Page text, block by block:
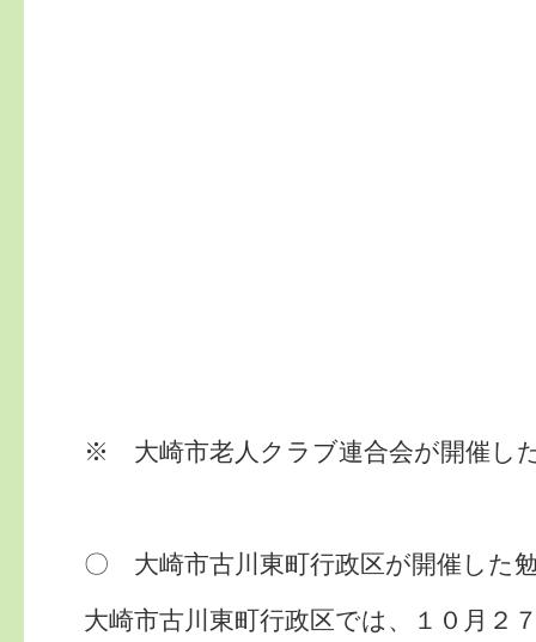
※ 大崎市老人クラブ連合会が開催し
〇 大崎市古川東町行政区が開催した
大崎市古川東町行政区では、１０月２